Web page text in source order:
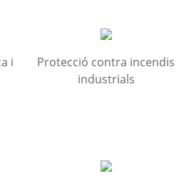
i
Protecció contra incendis
industrials